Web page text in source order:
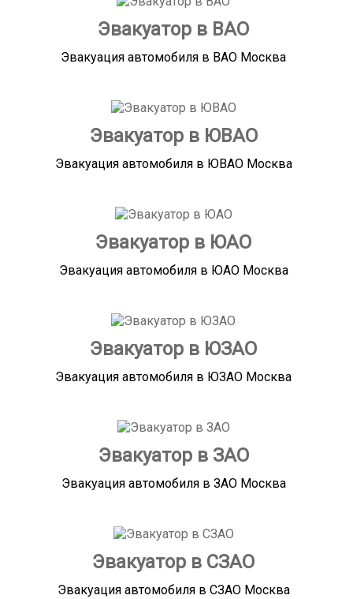
Эвакуатор в ВАО
Эвакуация автомобиля в ВАО Москва
Эвакуатор в ЮВАО
Эвакуация автомобиля в ЮВАО Москва
Эвакуатор в ЮАО
Эвакуация автомобиля в ЮАО Москва
Эвакуатор в ЮЗАО
Эвакуация автомобиля в ЮЗАО Москва
Эвакуатор в ЗАО
Эвакуация автомобиля в ЗАО Москва
Эвакуатор в СЗАО
Эвакуация автомобиля в СЗАО Москва